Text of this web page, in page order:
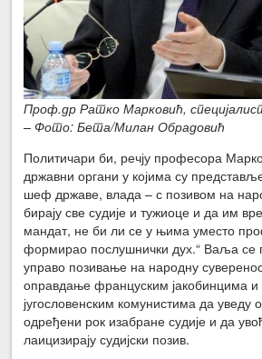
Проф.др Ратко Марковић,
– Фото: Бета/Милан Обрадовић
Политичари би, речју професора
државни органи у којима су
шеф државе, влада – с позивом на
бирају све судије и тужиоце и да им
мандат, не би ли се у њима уместо
формирао послушнички дух.“ Ваља се
управо позивање на народну
оправдање француским јакобинцима и
југословенским комунистима да уведу
одређени рок изабране судије и да
лаицизирају судијски позив.